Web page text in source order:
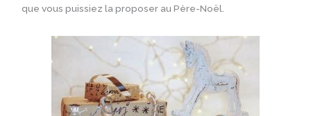
que vous puissiez la proposer au Père-Noël.